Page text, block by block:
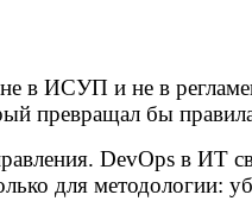
в ИСУП и не в
превращал бы
DevOps в ИТ
для методологии: